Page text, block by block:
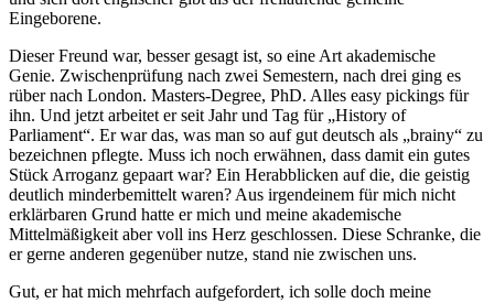
Eingeborene.
Dieser Freund war, besser gesagt ist, so eine Art akademische
Genie. Zwischenprüfung nach zwei Semestern, nach drei ging es
rüber nach London. Masters-Degree, PhD. Alles easy pickings für
ihn. Und jetzt arbeitet er seit Jahr und Tag für „History of
Parliament“. Er war das, was man so auf gut deutsch als „brainy“ zu
bezeichnen pflegte. Muss ich noch erwähnen, dass damit ein gutes
Stück Arroganz gepaart war? Ein Herabblicken auf die, die geistig
deutlich minderbemittelt waren? Aus irgendeinem für mich nicht
erklärbaren Grund hatte er mich und meine akademische
Mittelmäßigkeit aber voll ins Herz geschlossen. Diese Schranke, die
er gerne anderen gegenüber nutze, stand nie zwischen uns.
Gut, er hat mich mehrfach aufgefordert, ich solle doch meine